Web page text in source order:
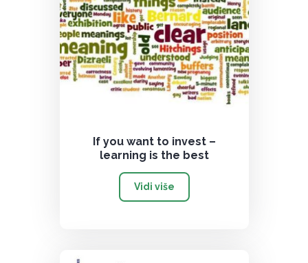
If you want to invest –
learning is the best
Vidi više